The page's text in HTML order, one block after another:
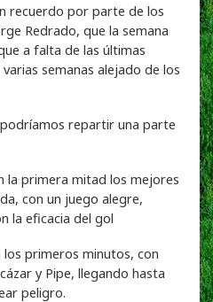
recuerdo por parte de los
Redrado, que la semana
a falta de las últimas
semanas alejado de los
repartir una parte
la primera mitad los mejores
con un juego alegre,
la eficacia del gol
los primeros minutos, con
y Pipe, llegando hasta
peligro.